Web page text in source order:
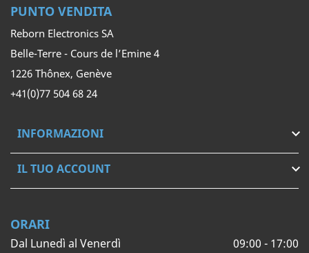
PUNTO VENDITA
Reborn Electronics SA
Belle-Terre - Cours de l’Emine 4
1226 Thônex, Genève
+41(0)77 504 68 24
INFORMAZIONI 
IL TUO ACCOUNT 
ORARI
Dal Lunedì al Venerdì 09:00 - 17:00